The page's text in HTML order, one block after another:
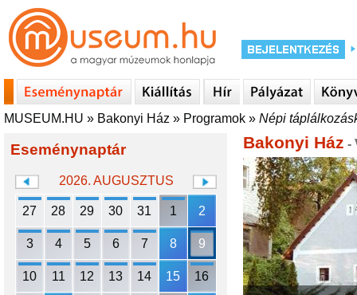
MUSEUM.HU » Bakonyi Ház » Programok » Népi
Eseménynaptár
2026. AUGUSZTUS
27 28 29 30 31 1 2
3 4 5 6 7 8 9
10 11 12 13 14 15 16
Bakonyi Ház -